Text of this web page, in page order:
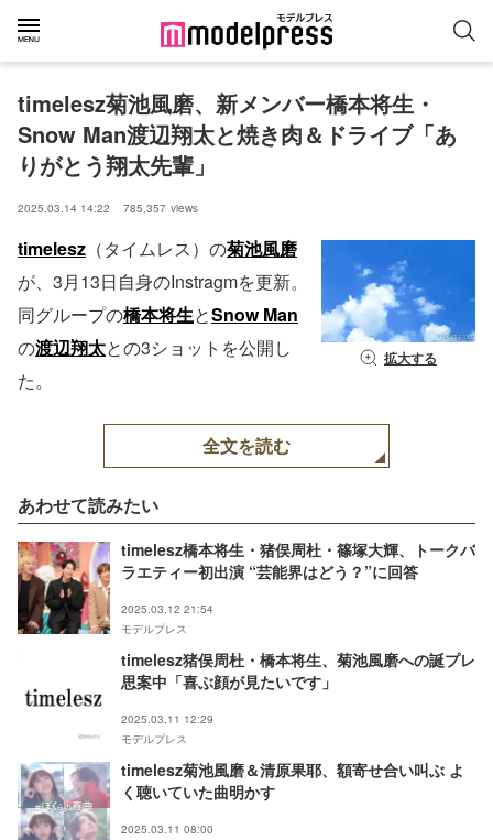
timelesz菊池風磨、新メンバー橋本将生・
Snow Man渡辺翔太と焼き肉＆ドライブ「あ
りがとう翔太先輩」
2025.03.14 14:22 785,357 views
拡大する
timelesz （タイムレス）の菊池風磨
が、3月13日自身のInstragmを更新。
同グループの橋本将生とSnow Man
の渡辺翔太との3ショットを公開し
た。
全文を読む
あわせて読みたい
timelesz橋本将生・猪俣周杜・篠塚大輝、トークバ
ラエティー初出演 “芸能界はどう？”に回答
2025.03.12 21:54
モデルプレス
timelesz猪俣周杜・橋本将生、菊池風磨への誕プレ
思案中「喜ぶ顔が見たいです」
2025.03.11 12:29
モデルプレス
timelesz菊池風磨＆清原果耶、額寄せ合い叫ぶ よ
く聴いていた曲明かす
2025.03.11 08:00